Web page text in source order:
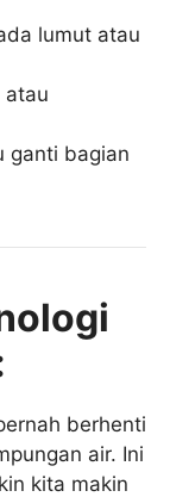
lumut atau
atau
ganti bagian
berhenti
air. Ini
kita makin